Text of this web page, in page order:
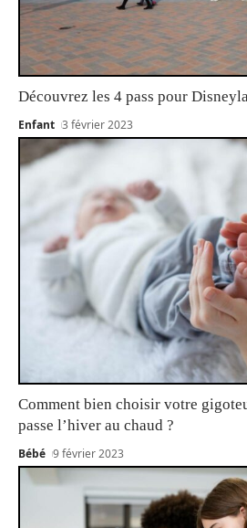
Découvrez les 4 pass pour
Enfant 3 février 2023
Comment bien choisir votre
passe l’hiver au chaud ?
Bébé 9 février 2023